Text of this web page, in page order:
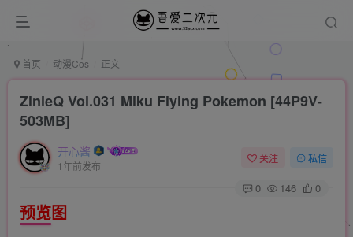
首页 动漫Cos 正文
ZinieQ Vol.031 Miku Flying Pokemon [44P9V-
503MB]
开心酱
1年前发布
关注 私信
0 146 0
预览图